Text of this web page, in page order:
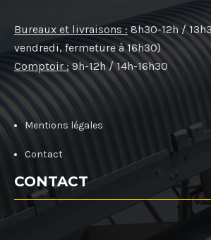
Bureaux et livraisons : 8h30-12h /
vendredi, fermeture à 16h30)
Comptoir : 9h-12h / 14h-16h30
Mentions légales
Contact
CONTACT